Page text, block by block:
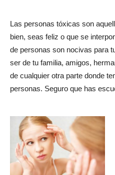
Las personas tóxicas son
bien, seas feliz o que se
de personas son nocivas para
ser de tu familia, amigos,
de cualquier otra parte donde
personas. Seguro que has